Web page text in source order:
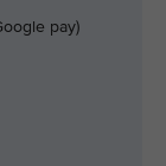
pay)